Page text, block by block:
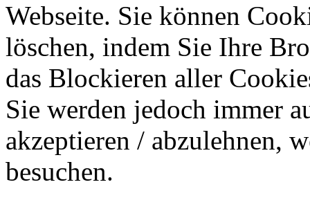
Webseite. Sie können
löschen, indem Sie Ihre
das Blockieren aller
Sie werden jedoch immer
akzeptieren / abzulehnen,
besuchen.